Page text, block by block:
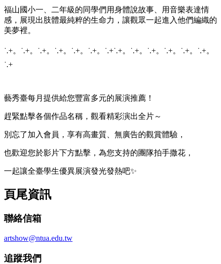
福山國小一、二年級的同學們用身體說故事、用音樂表達情
感，展現出肢體最純粹的生命力，讓觀眾一起進入他們編織的
美夢裡。
˙.+。˙.+。˙.+。˙.+。˙.+。˙.+。˙.+˙.+。˙.+。˙.+。˙.+。˙.+。˙.+。
˙.+
藝秀臺每月提供給您豐富多元的展演推薦！
趕緊點擊各個作品名稱，觀看精彩演出全片～
別忘了加入會員，享有高畫質、無廣告的觀賞體驗，
也歡迎您於影片下方點擊，為您支持的團隊拍手撒花，
一起讓全臺學生優異展演發光發熱吧✨
頁尾資訊
聯絡信箱
artshow@ntua.edu.tw
追蹤我們